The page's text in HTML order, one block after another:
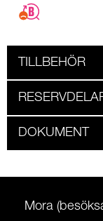
TILLBEHÖR
DOKUMENT
Mora